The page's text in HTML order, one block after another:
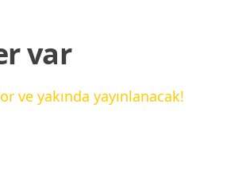
var
ve yakında yayınlanacak!